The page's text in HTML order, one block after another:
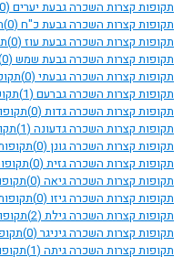
תקופות קצרות השכרה גבעת יערים (0)
תקופות קצרות השכרה גבעת כ"ח (0)
תקופות קצרות השכרה גבעת עוז (0)
תקופות קצרות השכרה גבעת שמש (0)
תקופות קצרות השכרה גבעתי (0)
תקופות קצרות השכרה גברעם (1)
תקופות קצרות השכרה גדות (0)
תקופות קצרות השכרה גדעונה (1)
תקופות קצרות השכרה גונן (0)
תקופות קצרות השכרה גזית (0)
תקופות קצרות השכרה גיאה (0)
תקופות קצרות השכרה גיזו (0)
תקופות קצרות השכרה גילת (2)
תקופות קצרות השכרה גיניגר (0)
תקופות קצרות השכרה גיתה (1)